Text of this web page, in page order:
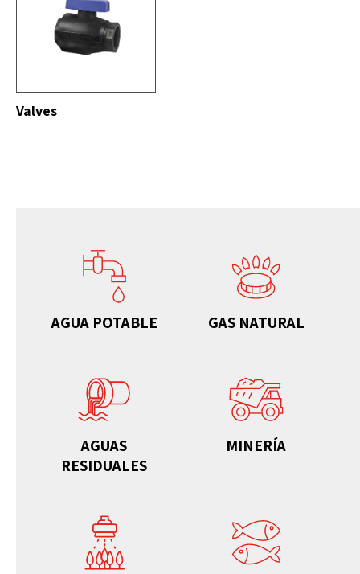
Valves
AGUA POTABLE GAS NATURAL
AGUAS
RESIDUALES
MINERÍA